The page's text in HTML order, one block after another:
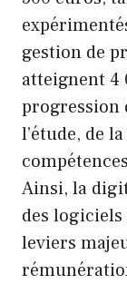
gestion de
atteignent 4
progression
l’étude, de
Ainsi, la
des logiciels
leviers